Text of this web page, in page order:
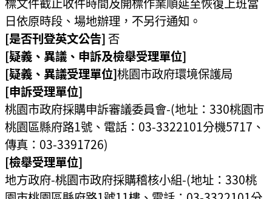
日依原時段、場地辦理，不另行通知。
[是否刊登英文公告] 否
[疑義、異議、申訴及檢舉受理單位]
[疑義、異議受理單位]桃園市政府環境保護局
[申訴受理單位]
桃園市政府採購申訴審議委員會-(地址：330桃園市
桃園區縣府路1號、電話：03-3322101分機5717、
傳真：03-3391726)
[檢舉受理單位]
地方政府-桃園市政府採購稽核小組-(地址：330桃